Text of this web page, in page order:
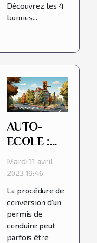
Découvrez les 4
bonnes...
AUTO-
ECOLE :
Conduire
en France
Mardi 11 avril
2023 19:46
La procédure de
conversion d'un
permis de
conduire peut
parfois être